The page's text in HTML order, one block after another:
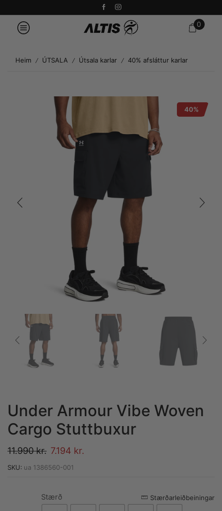
0
Heim / ÚTSALA / Útsala karlar / 40% afsláttur karlar
40%
Under Armour Vibe Woven
Cargo Stuttbuxur
11.990kr. 7.194 kr.
SKU: ua 1386560-001
Stærðarleiðbeiningar
Stærð Alternative: